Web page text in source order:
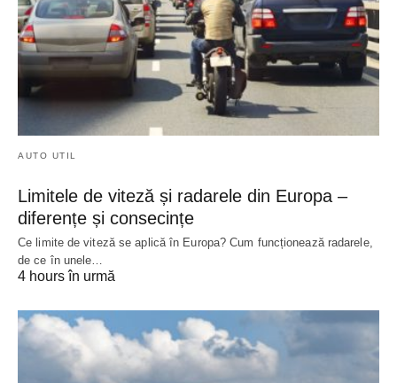
AUTO UTIL
Limitele de viteză și radarele din Europa –
diferențe și consecințe
Ce limite de viteză se aplică în Europa? Cum funcționează radarele,
de ce în unele…
4 hours în urmă